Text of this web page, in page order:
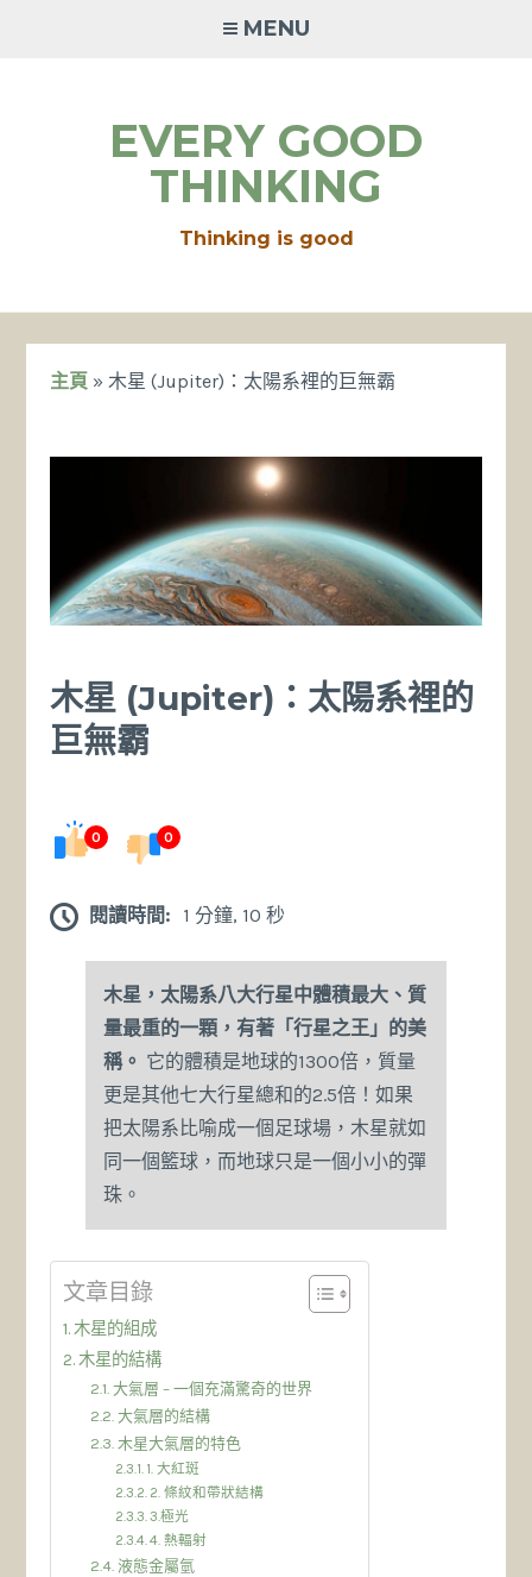
MENU
EVERY GOOD
THINKING
Thinking is good
主頁 »木星 (Jupiter)：太陽系裡的巨無霸
木星 (Jupiter)：太陽系裡的
巨無霸
0 0
閱讀時間: 1 分鐘, 10 秒
木星，太陽系八大行星中體積最大、質
量最重的一顆，有著「行星之王」的美
稱。 它的體積是地球的1300倍，質量
更是其他七大行星總和的2.5倍！如果
把太陽系比喻成一個足球場，木星就如
同一個籃球，而地球只是一個小小的彈
珠。
文章目錄
木星的組成
木星的結構
大氣層 – 一個充滿驚奇的世界
大氣層的結構
木星大氣層的特色
1. 大紅斑
2. 條紋和帶狀結構
3.極光
4. 熱輻射
液態金屬氫